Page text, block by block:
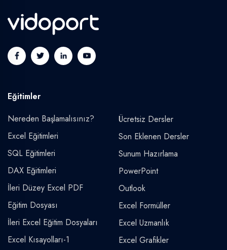
Eğitimler
Nereden Başlamalısınız?
Excel Eğitimleri
SQL Eğitimleri
DAX Eğitimleri
İleri Düzey Excel PDF
Eğitim Dosyası
İleri Excel Eğitim Dosyaları
Excel Kısayolları-1
Ücretsiz Dersler
Son Eklenen Dersler
Sunum Hazırlama
PowerPoint
Outlook
Excel Formüller
Excel Uzmanlık
Excel Grafikler